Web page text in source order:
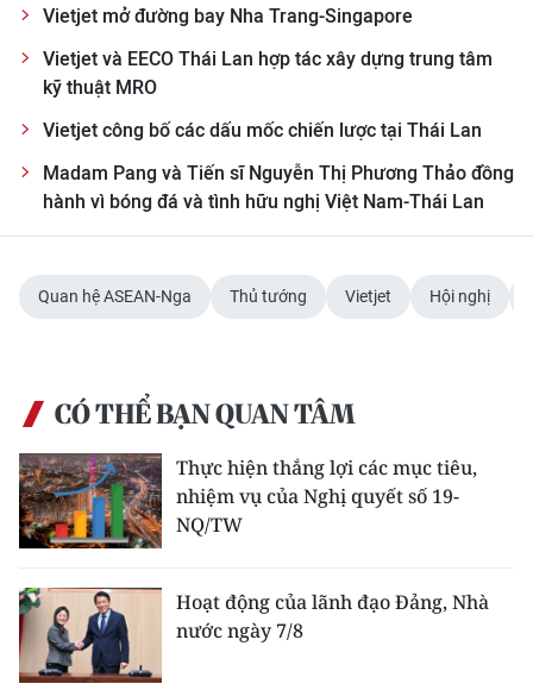
Vietjet mở đường bay Nha Trang-Singapore
Vietjet và EECO Thái Lan hợp tác xây dựng trung tâm
kỹ thuật MRO
Vietjet công bố các dấu mốc chiến lược tại Thái Lan
Madam Pang và Tiến sĩ Nguyễn Thị Phương Thảo đồng
hành vì bóng đá và tình hữu nghị Việt Nam-Thái Lan
Quan hệ ASEAN-Nga Thủ tướng Vietjet Hội nghị
CÓ THỂ BẠN QUAN TÂM
Thực hiện thắng lợi các mục tiêu,
nhiệm vụ của Nghị quyết số 19-
NQ/TW
Hoạt động của lãnh đạo Đảng, Nhà
nước ngày 7/8